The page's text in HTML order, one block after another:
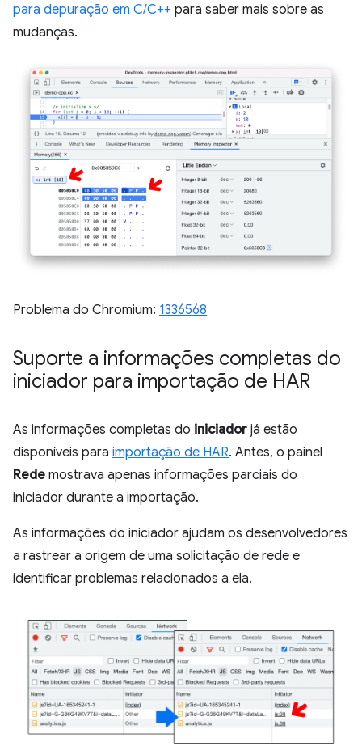
para depuração em C/C++ para saber mais sobre as
mudanças.
Problema do Chromium: 1336568
Suporte a informações completas do
iniciador para importação de HAR
As informações completas do iniciador já estão
disponíveis para importação de HAR. Antes, o painel
Rede mostrava apenas informações parciais do
iniciador durante a importação.
As informações do iniciador ajudam os desenvolvedores
a rastrear a origem de uma solicitação de rede e
identificar problemas relacionados a ela.